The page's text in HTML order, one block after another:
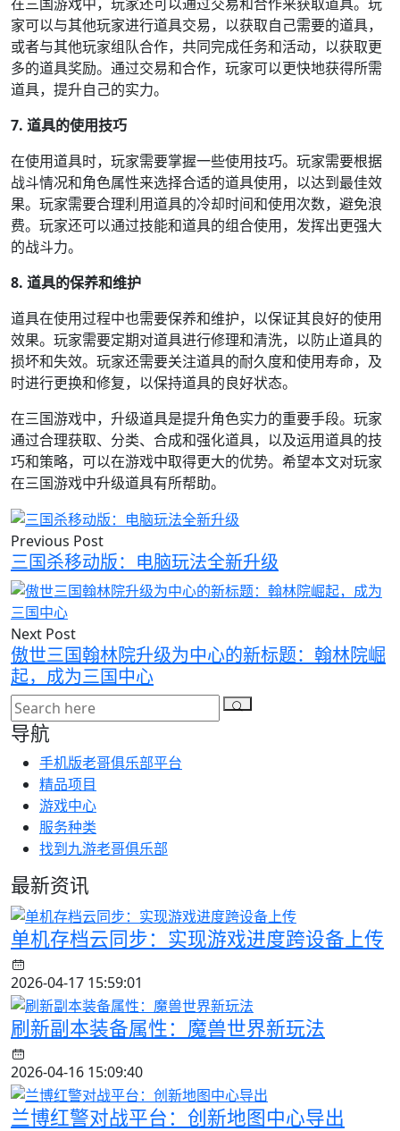
家可以与其他玩家进行道具交易，以获取自己需要的道具，
或者与其他玩家组队合作，共同完成任务和活动，以获取更
多的道具奖励。通过交易和合作，玩家可以更快地获得所需
道具，提升自己的实力。
7. 道具的使用技巧
在使用道具时，玩家需要掌握一些使用技巧。玩家需要根据
战斗情况和角色属性来选择合适的道具使用，以达到最佳效
果。玩家需要合理利用道具的冷却时间和使用次数，避免浪
费。玩家还可以通过技能和道具的组合使用，发挥出更强大
的战斗力。
8. 道具的保养和维护
道具在使用过程中也需要保养和维护，以保证其良好的使用
效果。玩家需要定期对道具进行修理和清洗，以防止道具的
损坏和失效。玩家还需要关注道具的耐久度和使用寿命，及
时进行更换和修复，以保持道具的良好状态。
在三国游戏中，升级道具是提升角色实力的重要手段。玩家
通过合理获取、分类、合成和强化道具，以及运用道具的技
巧和策略，可以在游戏中取得更大的优势。希望本文对玩家
在三国游戏中升级道具有所帮助。
Previous Post
三国杀移动版：电脑玩法全新升级
Next Post
傲世三国翰林院升级为中心的新标题：翰林院崛
起，成为三国中心
导航
手机版老哥俱乐部平台
精品项目
游戏中心
服务种类
找到九游老哥俱乐部
最新资讯
单机存档云同步：实现游戏进度跨设备上传
2026-04-17 15:59:01
刷新副本装备属性：魔兽世界新玩法
2026-04-16 15:09:40
兰博红警对战平台：创新地图中心导出